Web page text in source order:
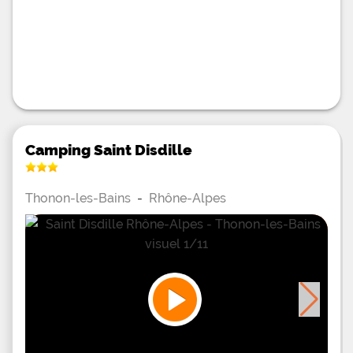
Camping Saint Disdille
Thonon-les-Bains - Rhône-Alpes